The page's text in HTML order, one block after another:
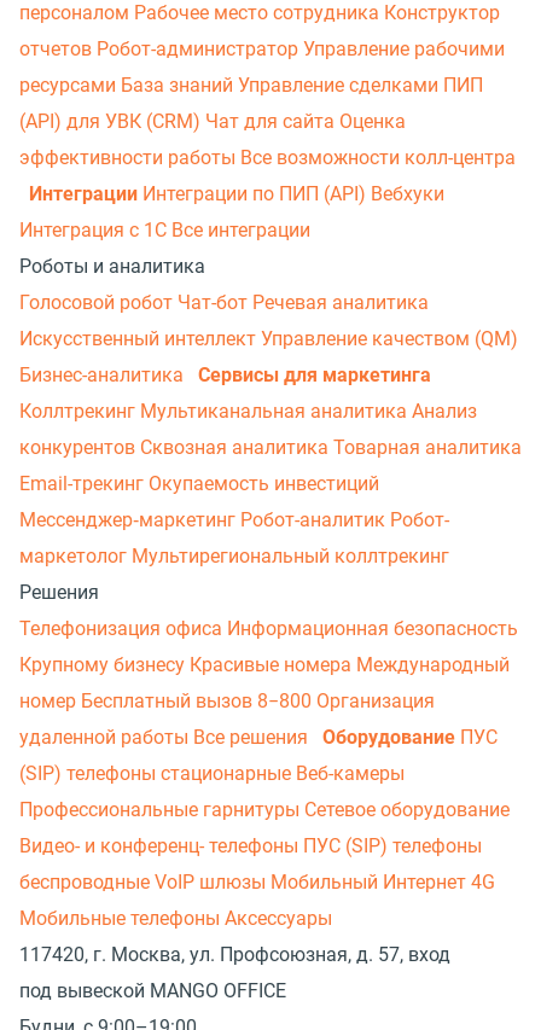
персоналом Рабочее место сотрудника Конструктор
отчетов Робот-администратор Управление рабочими
ресурсами База знаний Управление сделками ПИП
(API) для УВК (CRM) Чат для сайта Оценка
эффективности работы Все возможности колл-центра
Интеграции Интеграции по ПИП (API) Вебхуки
Интеграция с 1С Все интеграции
Роботы и аналитика
Голосовой робот Чат-бот Речевая аналитика
Искусственный интеллект Управление качеством (QM)
Бизнес-аналитика
Сервисы для маркетинга
Коллтрекинг Мультиканальная аналитика Анализ
конкурентов Сквозная аналитика Товарная аналитика
Email-трекинг Окупаемость инвестиций
Мессенджер‑маркетинг Робот-аналитик Робот-
маркетолог Мультирегиональный коллтрекинг
Решения
Телефонизация офиса Информационная безопасность
Крупному бизнесу Красивые номера Международный
номер Бесплатный вызов 8−800 Организация
удаленной работы Все решения Оборудование ПУС
(SIP) телефоны стационарные Веб-камеры
Профессиональные гарнитуры Сетевое оборудование
Видео- и конференц- телефоны ПУС (SIP) телефоны
беспроводные VoIP шлюзы Мобильный Интернет 4G
Мобильные телефоны Аксессуары
117420, г. Москва, ул. Профсоюзная, д. 57, вход
под вывеской MANGO OFFICE